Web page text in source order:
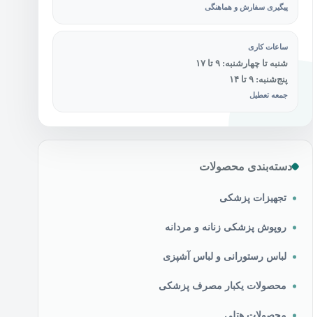
پیگیری سفارش و هماهنگی
ساعات کاری
شنبه تا چهارشنبه: ۹ تا ۱۷
پنج‌شنبه: ۹ تا ۱۴
جمعه تعطیل
دسته‌بندی محصولات
تجهیزات پزشکی
روپوش پزشکی زنانه و مردانه
لباس رستورانی و لباس آشپزی
محصولات یکبار مصرف پزشکی